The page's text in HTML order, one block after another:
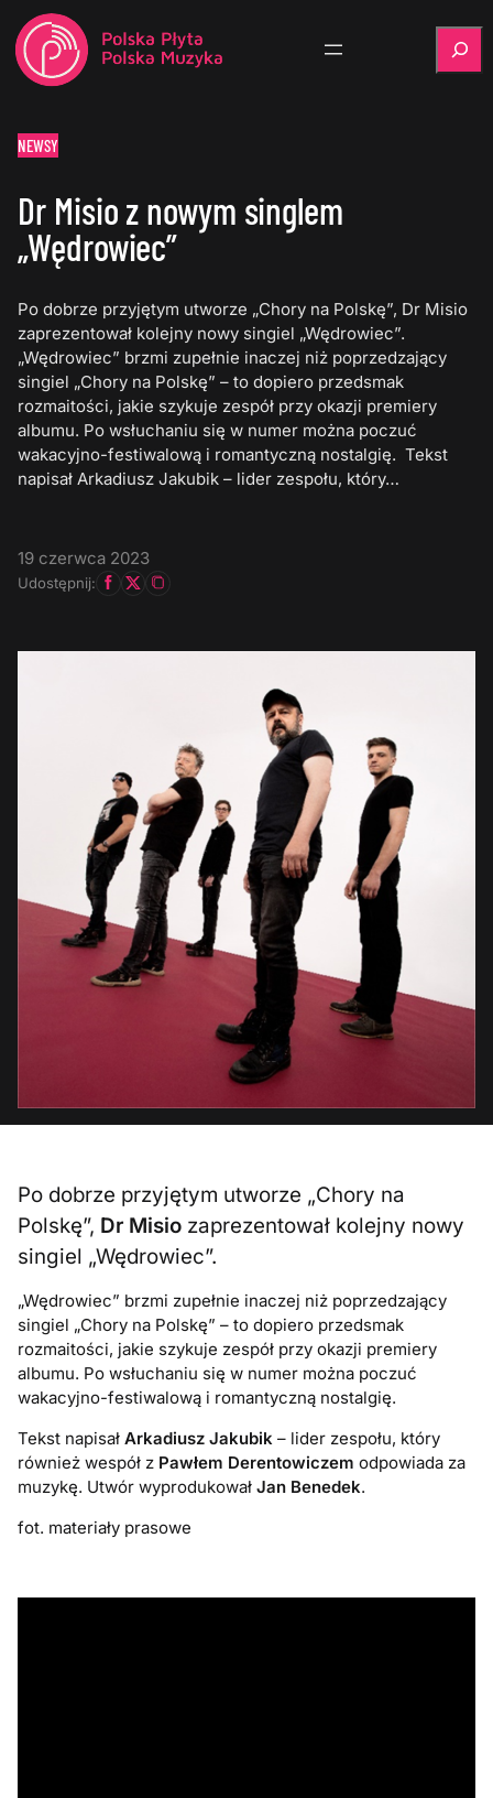
NEWSY
Dr Misio z nowym singlem
„Wędrowiec”
Po dobrze przyjętym utworze „Chory na Polskę”, Dr Misio
zaprezentował kolejny nowy singiel „Wędrowiec”.
„Wędrowiec” brzmi zupełnie inaczej niż poprzedzający
singiel „Chory na Polskę” – to dopiero przedsmak
rozmaitości, jakie szykuje zespół przy okazji premiery
albumu. Po wsłuchaniu się w numer można poczuć
wakacyjno-festiwalową i romantyczną nostalgię. Tekst
napisał Arkadiusz Jakubik – lider zespołu, który…
19 czerwca 2023
Udostępnij:
Po dobrze przyjętym utworze „Chory na
Polskę”, Dr Misio zaprezentował kolejny nowy
singiel „Wędrowiec”.
„Wędrowiec” brzmi zupełnie inaczej niż poprzedzający
singiel „Chory na Polskę” – to dopiero przedsmak
rozmaitości, jakie szykuje zespół przy okazji premiery
albumu. Po wsłuchaniu się w numer można poczuć
wakacyjno-festiwalową i romantyczną nostalgię.
Tekst napisałArkadiusz Jakubik – lider zespołu, który
również wespół z Pawłem Derentowiczem odpowiada za
muzykę. Utwór wyprodukował Jan Benedek.
fot. materiały prasowe